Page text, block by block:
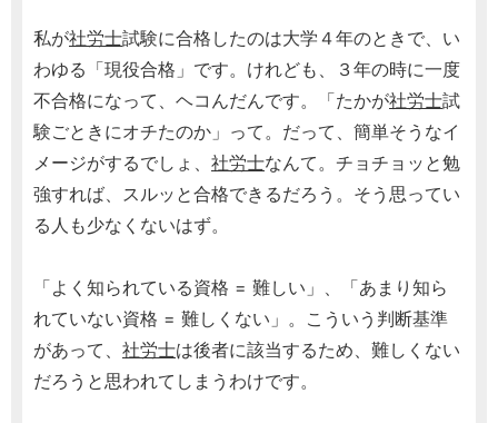
私が社労士試験に合格したのは大学４年のときで、い
わゆる「現役合格」です。けれども、３年の時に一度
不合格になって、ヘコんだんです。「たかが社労士試
験ごときにオチたのか」って。だって、簡単そうなイ
メージがするでしょ、 社労士なんて。チョチョッと勉
強すれば、スルッと合格できるだろう。そう思ってい
る人も少なくないはず。
「よく知られている資格 = 難しい」、「あまり知ら
れていない資格 = 難しくない」。こういう判断基準
があって、 社労士は後者に該当するため、難しくない
だろうと思われてしまうわけです。